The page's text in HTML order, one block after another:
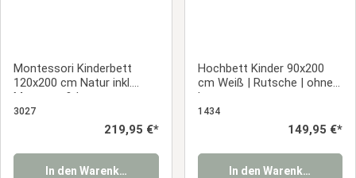
Montessori Kinderbett
120x200 cm Natur inkl.
Matratze & Lattenrost –
Bodenbett mit
Rausfallschutz aus
3027
Regulärer Preis:
219,95 €*
In den Warenkorb
Hochbett Kinder 90x200
cm Weiß | Rutsche | ohne
Lattenrost
1434
Regulärer Preis:
149,95 €*
In den Warenkorb